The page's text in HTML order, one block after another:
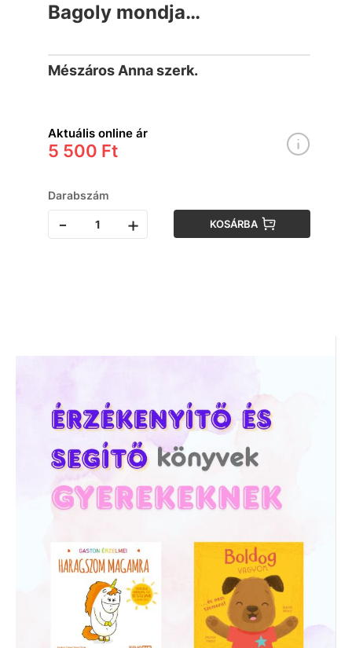
Bagoly mondja…
Mészáros Anna szerk.
Aktuális online ár
5 500 Ft
Darabszám
- + KOSÁRBA